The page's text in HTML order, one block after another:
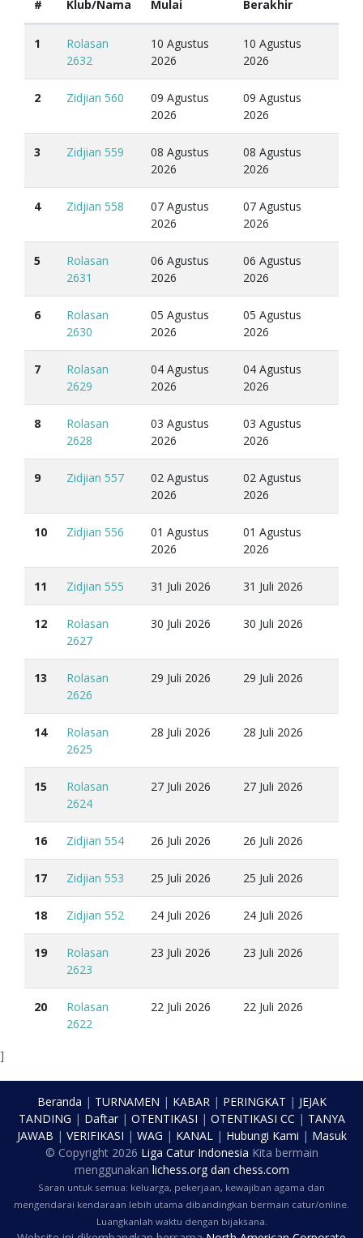
# Klub/Nama
Mulai
Berakhir
1
Rolasan
2632
10 Agustus
2026
10 Agustus
2026
2 Zidjian 560
09 Agustus
2026
09 Agustus
2026
3 Zidjian 559
08 Agustus
2026
08 Agustus
2026
4 Zidjian 558
07 Agustus
2026
07 Agustus
2026
5
Rolasan
2631
06 Agustus
2026
06 Agustus
2026
6
Rolasan
2630
05 Agustus
2026
05 Agustus
2026
7
Rolasan
2629
04 Agustus
2026
04 Agustus
2026
8
Rolasan
2628
03 Agustus
2026
03 Agustus
2026
9 Zidjian 557
02 Agustus
2026
02 Agustus
2026
10 Zidjian 556
01 Agustus
2026
01 Agustus
2026
11 Zidjian 555 31 Juli 2026 31 Juli 2026
12
Rolasan
2627
30 Juli 2026 30 Juli 2026
13
Rolasan
2626
29 Juli 2026 29 Juli 2026
14
Rolasan
2625
28 Juli 2026 28 Juli 2026
15
Rolasan
2624
27 Juli 2026 27 Juli 2026
16 Zidjian 554 26 Juli 2026 26 Juli 2026
17 Zidjian 553 25 Juli 2026 25 Juli 2026
18 Zidjian 552 24 Juli 2026 24 Juli 2026
19
Rolasan
2623
23 Juli 2026 23 Juli 2026
20
Rolasan
2622
22 Juli 2026 22 Juli 2026
]
Beranda | TURNAMEN | KABAR| PERINGKAT | JEJAK
TANDING | Daftar| OTENTIKASI | OTENTIKASI CC | TANYA
JAWAB | VERIFIKASI | WAG | KANAL| Hubungi Kami | Masuk
© Copyright 2026 Liga Catur Indonesia Kita bermain
menggunakan lichess.orgdan chess.com
Saran untuk semua: keluarga, pekerjaan, kewajiban agama dan
mengendarai kendaraan lebih utama dibandingkan bermain catur/online.
Luangkanlah waktu dengan bijaksana.